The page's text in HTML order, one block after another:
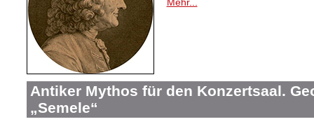
Antiker Mythos für den Konzertsaal.
„Semele“